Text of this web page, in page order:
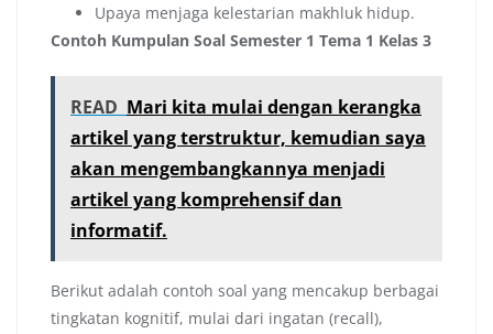
Upaya menjaga kelestarian makhluk hidup.
Contoh Kumpulan Soal Semester 1 Tema 1 Kelas 3
READ Mari kita mulai dengan kerangka
artikel yang terstruktur, kemudian saya
akan mengembangkannya menjadi
artikel yang komprehensif dan
informatif.
Berikut adalah contoh soal yang mencakup berbagai
tingkatan kognitif, mulai dari ingatan (recall),